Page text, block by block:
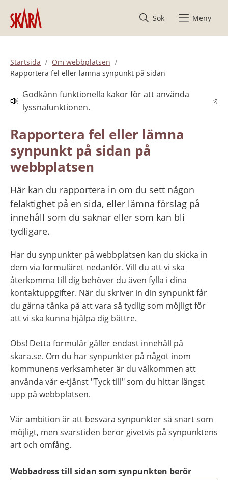
Hoppa till innehåll
Sök
Meny
Startsida
Om webbplatsen
Rapportera fel eller lämna synpunkt på sidan
Godkänn funktionella kakor för att använda
lyssnafunktionen.
Länk till annan webbplats.
Rapportera fel eller lämna
synpunkt på sidan på
webbplatsen
Här kan du rapportera in om du sett någon
felaktighet på en sida, eller lämna förslag på
innehåll som du saknar eller som kan bli
tydligare.
Har du synpunkter på webbplatsen kan du skicka in
dem via formuläret nedanför. Vill du att vi ska
återkomma till dig behöver du även fylla i dina
kontaktuppgifter. När du skriver in din synpunkt får
du gärna tänka på att vara så tydlig som möjligt för
att vi ska kunna hjälpa dig bättre.
Obs! Detta formulär gäller endast innehåll på
skara.se. Om du har synpunkter på något inom
kommunens verksamheter är du välkommen att
använda vår e-tjänst "Tyck till" som du hittar längst
upp på webbplatsen.
Vår ambition är att besvara synpunkter så snart som
möjligt, men svarstiden beror givetvis på synpunktens
art och omfång.
Webbadress till sidan som synpunkten berör